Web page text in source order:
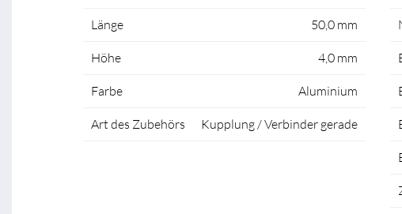
Länge 50,0 mm
Höhe 4,0 mm
Farbe Aluminium
Art des Zubehörs Kupplung / Verbinder gerade